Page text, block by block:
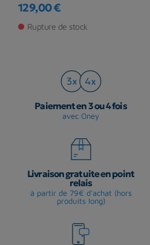
Prix
129,00 €
Rupture de stock
Paiement en 3 ou 4 fois
avec Oney
Livraison gratuite en point
relais
à partir de 79€ d'achat (hors
produits long)